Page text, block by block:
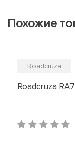
Похожие
Roadcruza
Roadcruza